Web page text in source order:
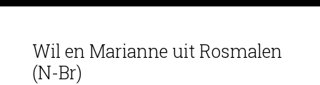
Wil en Marianne uit Rosmalen
(N-Br)